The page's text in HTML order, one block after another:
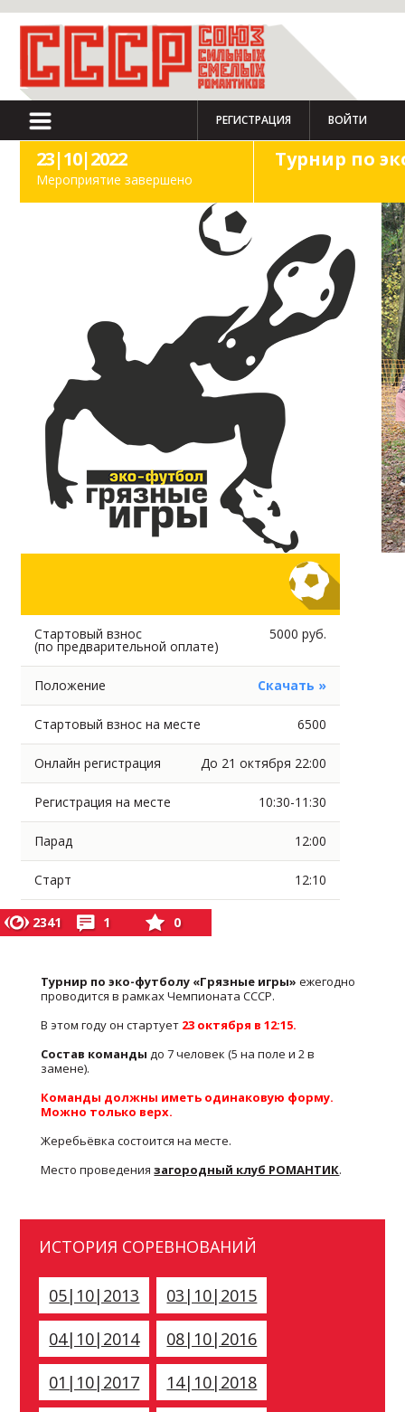
РЕГИСТРАЦИЯ ВОЙТИ
23|10|2022
Мероприятие завершено
Турнир по
Стартовый взнос
(по предварительной оплате)
5000 руб.
Положение Скачать »
Стартовый взнос на месте 6500
Онлайн регистрация До 21 октября 22:00
Регистрация на месте 10:30-11:30
Парад 12:00
Старт 12:10
2341 1 0
Турнир по эко-футболу «Грязные игры»ежегодно
проводится в рамках Чемпионата СССР.
В этом году он стартует 23 октября в 12:15.
Состав командыдо 7 человек (5 на поле и 2 в
замене).
Команды должны иметь одинаковую форму.
Можно только верх.
Жеребьёвка состоится на месте.
Место проведениязагородный клуб РОМАНТИК.
ИСТОРИЯ СОРЕВНОВАНИЙ
05|10|2013
03|10|2015
04|10|2014
08|10|2016
01|10|2017
14|10|2018